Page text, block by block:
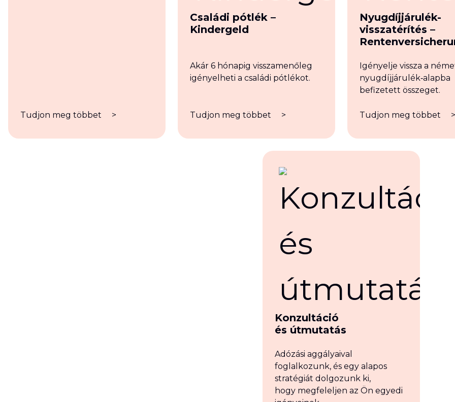
Tudjon meg többet >
Családi pótlék –
Kindergeld
Akár 6 hónapig visszamenőleg
igényelheti a családi pótlékot.
Tudjon meg többet >
Nyugdíjjárulék-
visszatérítés –
Igényelje vissza a
nyugdíjjárulék‑alapba
befizetett összeget.
Tudjon meg többet >
Konzultáció
és útmutatás
Adózási aggályaival
foglalkozunk, és egy alapos
stratégiát dolgozunk ki,
hogy megfeleljen az Ön egyedi